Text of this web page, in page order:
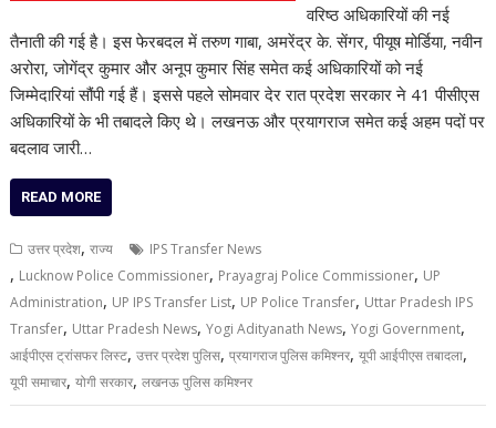
वरिष्ठ अधिकारियों की नई
तैनाती की गई है। इस फेरबदल में तरुण गाबा, अमरेंद्र के. सेंगर, पीयूष मोर्डिया, नवीन
अरोरा, जोगेंद्र कुमार और अनूप कुमार सिंह समेत कई अधिकारियों को नई
जिम्मेदारियां सौंपी गई हैं। इससे पहले सोमवार देर रात प्रदेश सरकार ने 41 पीसीएस
अधिकारियों के भी तबादले किए थे। लखनऊ और प्रयागराज समेत कई अहम पदों पर
बदलाव जारी…
READ MORE
उत्तर प्रदेश,राज्य IPS Transfer News
, Lucknow Police Commissioner, Prayagraj Police Commissioner, UP
Administration, UP IPS Transfer List, UP Police Transfer, Uttar Pradesh IPS
Transfer, Uttar Pradesh News,Yogi Adityanath News,Yogi Government,
आईपीएस ट्रांसफर लिस्ट,उत्तर प्रदेश पुलिस,प्रयागराज पुलिस कमिश्नर,यूपी आईपीएस तबादला,
यूपी समाचार,योगी सरकार,लखनऊ पुलिस कमिश्नर